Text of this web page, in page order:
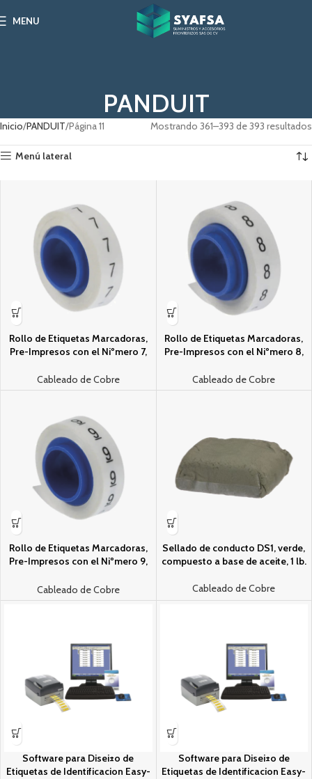
MENU
PANDUIT
Inicio PANDUIT Página 11 Mostrando 361–393 de 393 resultados
Menú lateral
Rollo de Etiquetas Marcadoras,
Pre-Impresos con el Niºmero 7,
Cableado de Cobre
Rollo de Etiquetas Marcadoras,
Pre-Impresos con el Niºmero 8,
Cableado de Cobre
Rollo de Etiquetas Marcadoras,
Pre-Impresos con el Niºmero 9,
Cableado de Cobre
Sellado de conducto DS1, verde,
compuesto a base de aceite, 1 lb.
Cableado de Cobre
Software para Disei±o de
Etiquetas de Identificacion Easy-
Software para Disei±o de
Etiquetas de Identificacion Easy-